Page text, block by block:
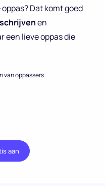
Dat komt goed
en
een lieve oppas die
van oppassers
aan